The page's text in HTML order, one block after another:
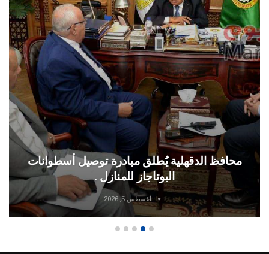
محافظ الدقهلية يُطلق مبادرة توصيل أسطوانات
البوتاجاز للمنازل .
أغسطس 5, 2026